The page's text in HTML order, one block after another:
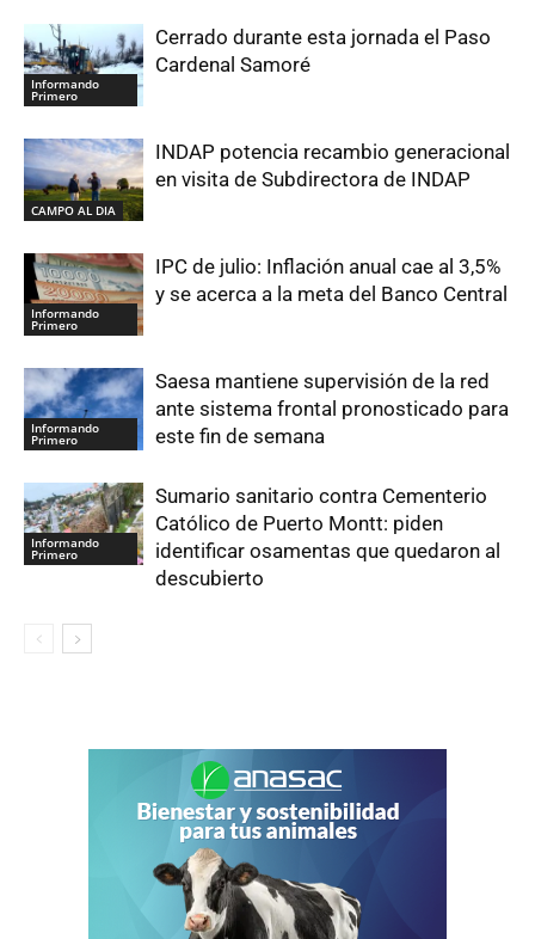
Informando
Primero
Cerrado durante esta jornada el Paso
Cardenal Samoré
CAMPO AL DIA
INDAP potencia recambio generacional
en visita de Subdirectora de INDAP
Informando
Primero
IPC de julio: Inflación anual cae al 3,5%
y se acerca a la meta del Banco Central
Informando
Primero
Saesa mantiene supervisión de la red
ante sistema frontal pronosticado para
este fin de semana
Informando
Primero
Sumario sanitario contra Cementerio
Católico de Puerto Montt: piden
identificar osamentas que quedaron al
descubierto